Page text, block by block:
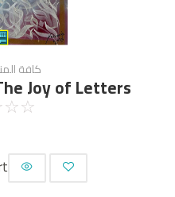
كافة
Joy of Letters
☆
☆